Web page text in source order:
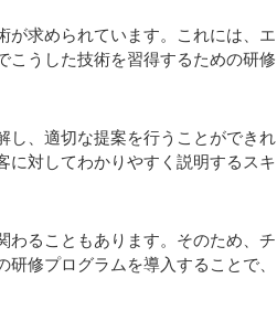
が求められています。これには、エ
こうした技術を習得するための研修
し、適切な提案を行うことができれ
に対してわかりやすく説明するスキ
わることもあります。そのため、チ
修プログラムを導入することで、